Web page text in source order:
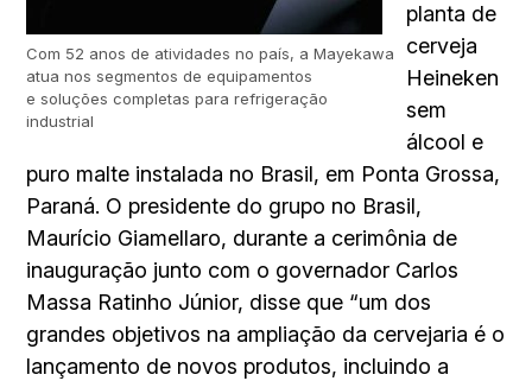
Com 52 anos de atividades no país, a Mayekawa
atua nos segmentos de equipamentos
e soluções completas para refrigeração
industrial
planta de
cerveja
Heineken
sem
álcool e
puro malte instalada no Brasil, em Ponta Grossa,
Paraná. O presidente do grupo no Brasil,
Maurício Giamellaro, durante a cerimônia de
inauguração junto com o governador Carlos
Massa Ratinho Júnior, disse que “um dos
grandes objetivos na ampliação da cervejaria é o
lançamento de novos produtos, incluindo a